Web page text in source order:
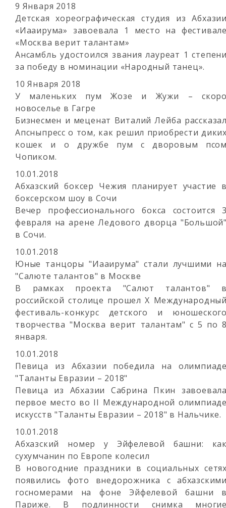
9 Января 2018
Детская хореографическая студия из
«Иааирума» завоевала 1 место на
«Москва верит талантам»
Ансамбль удостоился звания лауреат 1
за победу в номинации «Народный танец».
10 Января 2018
У маленьких пум Жозе и Жужи –
новоселье в Гагре
Бизнесмен и меценат Виталий Лейба
Апсныпресс о том, как решил приобрести
кошек и о дружбе пум с дворовым
Чопиком.
10.01.2018
Абхазский боксер Чежия планирует участие
боксерском шоу в Сочи
Вечер профессионального бокса состоится
февраля на арене Ледового дворца
в Сочи.
10.01.2018
Юные танцоры "Иааирума" стали лучшими
"Салюте талантов" в Москве
В рамках проекта "Салют талантов"
российской столице прошел X
фестиваль-конкурс детского и
творчества "Москва верит талантам" с 5 по
января.
10.01.2018
Певица из Абхазии победила на
"Таланты Евразии – 2018"
Певица из Абхазии Сабрина Пкин
первое место во II Международной
искусств "Таланты Евразии – 2018" в Нальчике.
10.01.2018
Абхазский номер у Эйфелевой башни:
сухумчанин по Европе колесил
В новогодние праздники в социальных
появились фото внедорожника с
госномерами на фоне Эйфелевой башни
Париже. В подлинности снимка